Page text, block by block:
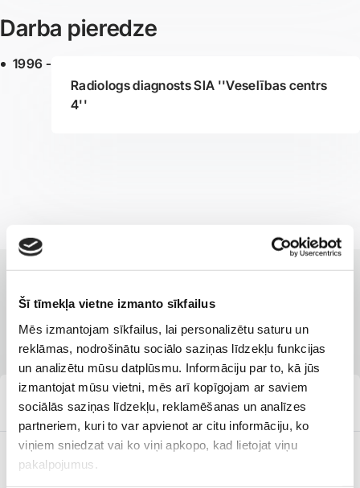
Šī tīmekļa vietne izmanto sīkfailus
Mēs izmantojam sīkfailus, lai personalizētu saturu un
reklāmas, nodrošinātu sociālo saziņas līdzekļu funkcijas
un analizētu mūsu datplūsmu. Informāciju par to, kā jūs
izmantojat mūsu vietni, mēs arī kopīgojam ar saviem
sociālās saziņas līdzekļu, reklamēšanas un analīzes
partneriem, kuri to var apvienot ar citu informāciju, ko
viņiem sniedzat vai ko viņi apkopo, kad lietojat viņu
pakalpojumus.
Darba pieredze
1996 -
Radiologs diagnosts SIA ''Veselības centrs
4''
Filiāles, kurās pieejams
pakalpojums
''Veselības centrs 4'' K. Barona iela 117
SIA ''Veselības centrs 4'' filiāle ''Baltijas Vēnu
klīnika''